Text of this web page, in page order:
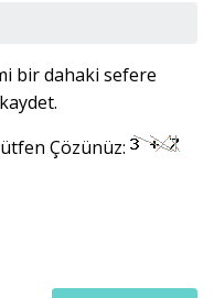
bir dahaki sefere
Çözünüz: